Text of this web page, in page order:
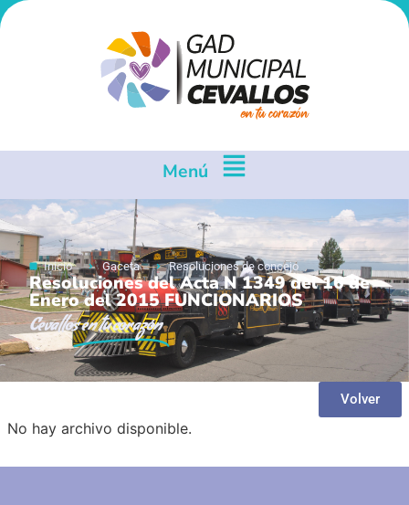
Menú
Inicio Gaceta Resoluciones de concejo
Resoluciones del Acta N 1349 del 16 de
Enero del 2015 FUNCIONARIOS
Cevallosen tu corazón
Volver
No hay archivo disponible.